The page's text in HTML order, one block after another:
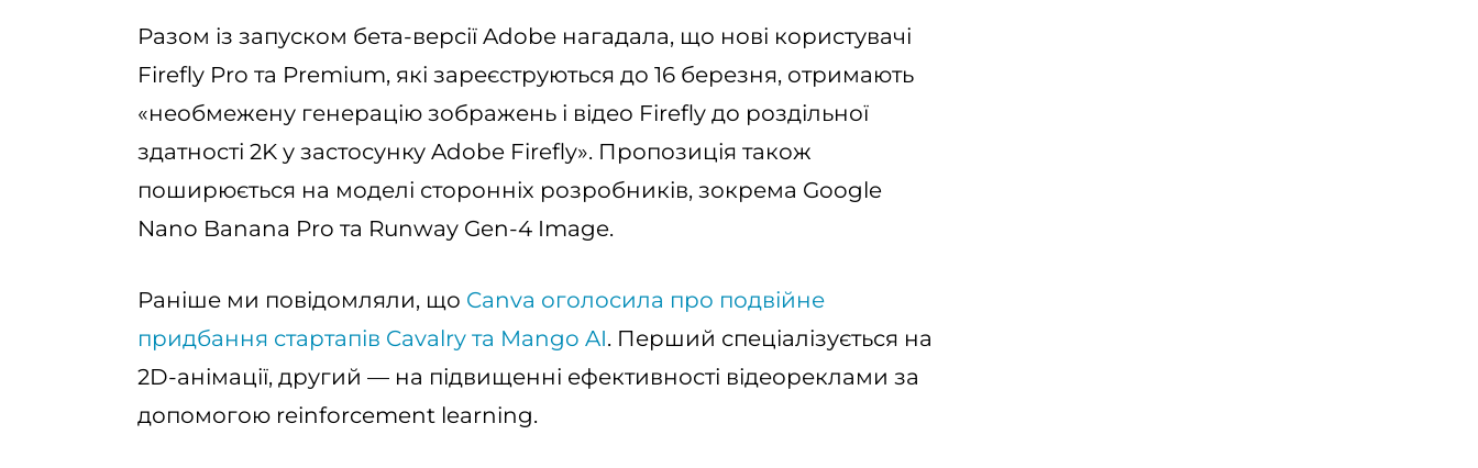
Разом із запуском бета-версії Adobe нагадала, що нові користувачі
Firefly Pro та Premium, які зареєструються до 16 березня, отримають
«необмежену генерацію зображень і відео Firefly до роздільної
здатності 2K у застосунку Adobe Firefly». Пропозиція також
поширюється на моделі сторонніх розробників, зокрема Google
Nano Banana Pro та Runway Gen-4 Image.
Раніше ми повідомляли, що Canva оголосила про подвійне
придбання стартапів Cavalry та Mango AI. Перший спеціалізується на
2D-анімації, другий — на підвищенні ефективності відеореклами за
допомогою reinforcement learning.